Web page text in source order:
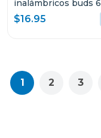
inalámbricos buds 6
play rosa 2420e1r
$16.95
1 2 3